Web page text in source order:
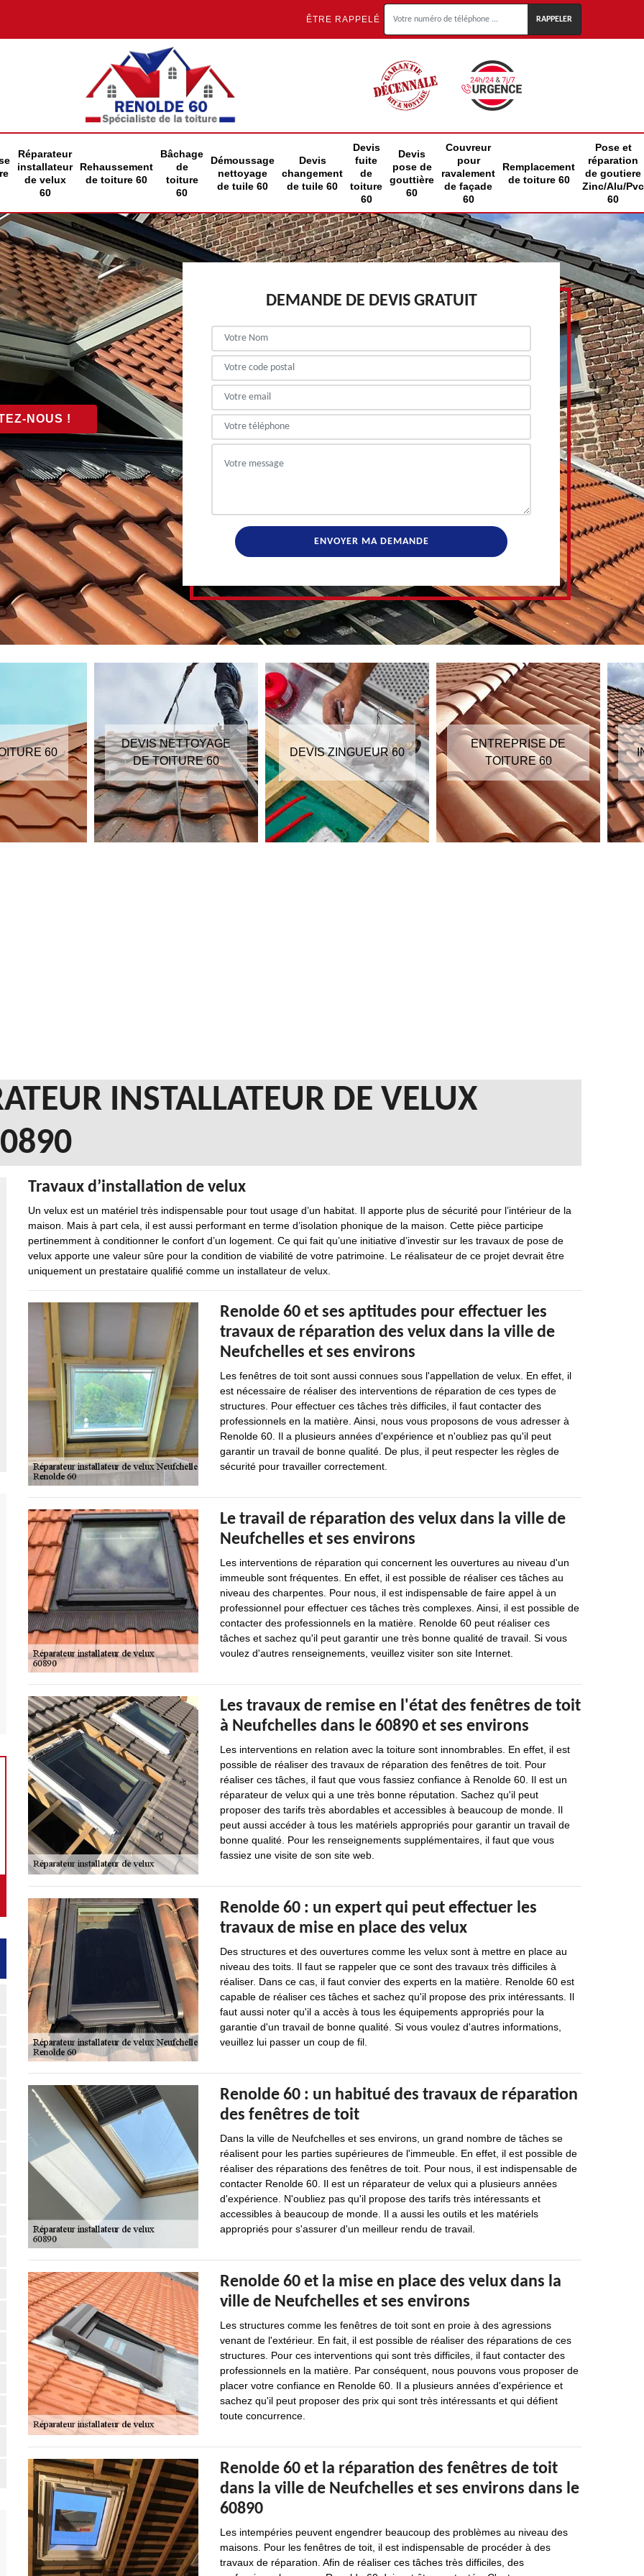
ÊTRE RAPPELÉ
Réparateur
installateur
de velux
60
Rehaussement
de toiture 60
Bâchage
de
toiture
60
Démoussage
nettoyage
de tuile 60
Devis
changement
de tuile 60
Devis
fuite
de
toiture
60
Devis
pose de
gouttière
60
Couvreur
pour
ravalement
de façade
60
Remplacement
de toiture 60
Pose et
réparation
de goutiere
Zinc/Alu/Pvc
60
NOUS !
DEMANDE DE DEVIS GRATUIT
60
DEVIS NETTOYAGE
DE TOITURE 60
DEVIS ZINGUEUR 60
ENTREPRISE DE
TOITURE 60
INSTALLATEUR DE VELUX
Travaux d’installation de velux
Un velux est un matériel très indispensable pour tout usage d’un habitat. Il apporte plus de sécurité pour l’intérieur de la
maison. Mais à part cela, il est aussi performant en terme d’isolation phonique de la maison. Cette pièce participe
pertinemment à conditionner le confort d’un logement. Ce qui fait qu’une initiative d’investir sur les travaux de pose de
velux apporte une valeur sûre pour la condition de viabilité de votre patrimoine. Le réalisateur de ce projet devrait être
uniquement un prestataire qualifié comme un installateur de velux.
Renolde 60 et ses aptitudes pour effectuer les
travaux de réparation des velux dans la ville de
Neufchelles et ses environs
Les fenêtres de toit sont aussi connues sous l'appellation de velux. En effet, il
est nécessaire de réaliser des interventions de réparation de ces types de
structures. Pour effectuer ces tâches très difficiles, il faut contacter des
professionnels en la matière. Ainsi, nous vous proposons de vous adresser à
Renolde 60. Il a plusieurs années d'expérience et n'oubliez pas qu'il peut
garantir un travail de bonne qualité. De plus, il peut respecter les règles de
sécurité pour travailler correctement.
Le travail de réparation des velux dans la ville de
Neufchelles et ses environs
Les interventions de réparation qui concernent les ouvertures au niveau d'un
immeuble sont fréquentes. En effet, il est possible de réaliser ces tâches au
niveau des charpentes. Pour nous, il est indispensable de faire appel à un
professionnel pour effectuer ces tâches très complexes. Ainsi, il est possible de
contacter des professionnels en la matière. Renolde 60 peut réaliser ces
tâches et sachez qu'il peut garantir une très bonne qualité de travail. Si vous
voulez d'autres renseignements, veuillez visiter son site Internet.
Les travaux de remise en l'état des fenêtres de toit
à Neufchelles dans le 60890 et ses environs
Les interventions en relation avec la toiture sont innombrables. En effet, il est
possible de réaliser des travaux de réparation des fenêtres de toit. Pour
réaliser ces tâches, il faut que vous fassiez confiance à Renolde 60. Il est un
réparateur de velux qui a une très bonne réputation. Sachez qu'il peut
proposer des tarifs très abordables et accessibles à beaucoup de monde. Il
peut aussi accéder à tous les matériels appropriés pour garantir un travail de
bonne qualité. Pour les renseignements supplémentaires, il faut que vous
fassiez une visite de son site web.
Renolde 60 : un expert qui peut effectuer les
travaux de mise en place des velux
Des structures et des ouvertures comme les velux sont à mettre en place au
niveau des toits. Il faut se rappeler que ce sont des travaux très difficiles à
réaliser. Dans ce cas, il faut convier des experts en la matière. Renolde 60 est
capable de réaliser ces tâches et sachez qu'il propose des prix intéressants. Il
faut aussi noter qu'il a accès à tous les équipements appropriés pour la
garantie d'un travail de bonne qualité. Si vous voulez d'autres informations,
veuillez lui passer un coup de fil.
Renolde 60 : un habitué des travaux de réparation
des fenêtres de toit
Dans la ville de Neufchelles et ses environs, un grand nombre de tâches se
réalisent pour les parties supérieures de l'immeuble. En effet, il est possible de
réaliser des réparations des fenêtres de toit. Pour nous, il est indispensable de
contacter Renolde 60. Il est un réparateur de velux qui a plusieurs années
d'expérience. N'oubliez pas qu'il propose des tarifs très intéressants et
accessibles à beaucoup de monde. Il a aussi les outils et les matériels
appropriés pour s'assurer d'un meilleur rendu de travail.
Renolde 60 et la mise en place des velux dans la
ville de Neufchelles et ses environs
Les structures comme les fenêtres de toit sont en proie à des agressions
venant de l'extérieur. En fait, il est possible de réaliser des réparations de ces
structures. Pour ces interventions qui sont très difficiles, il faut contacter des
professionnels en la matière. Par conséquent, nous pouvons vous proposer de
placer votre confiance en Renolde 60. Il a plusieurs années d'expérience et
sachez qu'il peut proposer des prix qui sont très intéressants et qui défient
toute concurrence.
Renolde 60 et la réparation des fenêtres de toit
dans la ville de Neufchelles et ses environs dans le
60890
Les intempéries peuvent engendrer beaucoup des problèmes au niveau des
maisons. Pour les fenêtres de toit, il est indispensable de procéder à des
travaux de réparation. Afin de réaliser ces tâches très difficiles, des